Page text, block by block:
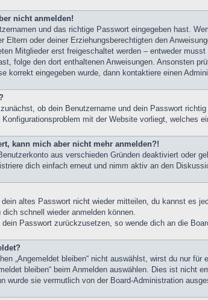
nicht anmelden!
und das richtige Passwort eingegeben hast.
Eltern oder deiner Erziehungsberechtigten den
Mitglieder erst freigeschaltet werden – entweder
folge den dort enthaltenen Anweisungen. Ansonsten
korrekt eingegeben wurde, dann kontaktiere einen
ob dein Benutzername und dein Passwort
mit der Website vorliegt, welches
kann mich aber nicht mehr anmelden?!
aus verschieden Gründen deaktiviert oder
dich einfach erneut und nimm aktiv an den
altes Passwort nicht wieder mitteilen, du kannst es
schnell wieder anmelden können.
Passwort zurückzusetzen, so wende dich an die
„Angemeldet bleiben“ nicht auswählst, wirst du nur
bleiben“ beim Anmelden auswählen. Dies ist
wurde sie vermutlich von der Board-Administration